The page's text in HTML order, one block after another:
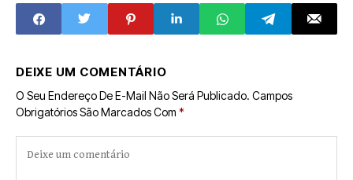
mulher na praça
da cidade
investimentos de
R$ 12 milhões
DEIXE UM COMENTÁRIO
O Seu Endereço De E-Mail Não Será Publicado. Campos
Obrigatórios São Marcados Com *